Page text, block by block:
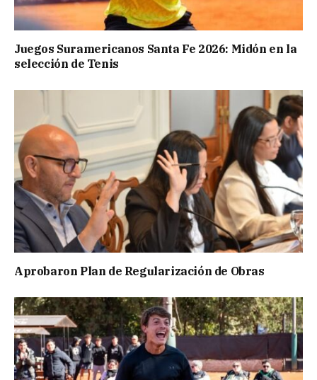
Juegos Suramericanos Santa Fe 2026: Midón en la
selección de Tenis
Aprobaron Plan de Regularización de Obras